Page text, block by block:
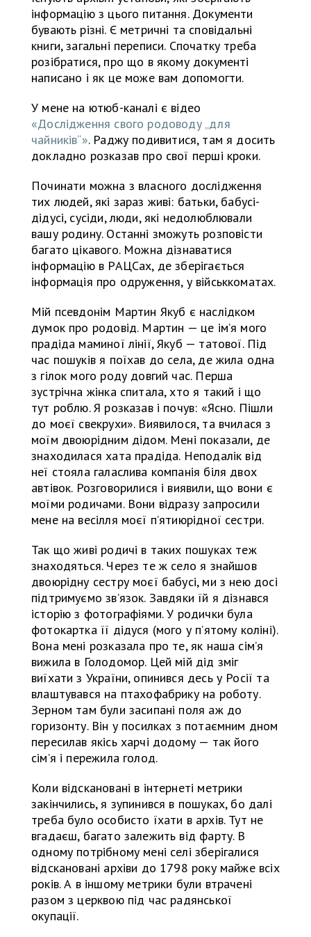
інформацію з цього питання. Документи
бувають різні. Є метричні та сповідальні
книги, загальні переписи. Спочатку треба
розібратися, про що в якому документі
написано і як це може вам допомогти.
У мене на ютюб-каналі є відео
«Дослідження свого родоводу „для
чайників“». Раджу подивитися, там я досить
докладно розказав про свої перші кроки.
Починати можна з власного дослідження
тих людей, які зараз живі: батьки, бабусі-
дідусі, сусіди, люди, які недолюблювали
вашу родину. Останні зможуть розповісти
багато цікавого. Можна дізнаватися
інформацію в РАЦСах, де зберігається
інформація про одруження, у військкоматах.
Мій псевдонім Мартин Якуб є наслідком
думок про родовід. Мартин — це ім’я мого
прадіда маминої лінії, Якуб — татової. Під
час пошуків я поїхав до села, де жила одна
з гілок мого роду довгий час. Перша
зустрічна жінка спитала, хто я такий і що
тут роблю. Я розказав і почув: «Ясно. Пішли
до моєї свекрухи». Виявилося, та вчилася з
моїм двоюрідним дідом. Мені показали, де
знаходилася хата прадіда. Неподалік від
неї стояла галаслива компанія біля двох
автівок. Розговорилися і виявили, що вони є
моїми родичами. Вони відразу запросили
мене на весілля моєї п’ятиюрідної сестри.
Так що живі родичі в таких пошуках теж
знаходяться. Через те ж село я знайшов
двоюрідну сестру моєї бабусі, ми з нею досі
підтримуємо зв’язок. Завдяки їй я дізнався
історію з фотографіями. У родички була
фотокартка її дідуся (мого у п’ятому коліні).
Вона мені розказала про те, як наша сім’я
вижила в Голодомор. Цей мій дід зміг
виїхати з України, опинився десь у Росії та
влаштувався на птахофабрику на роботу.
Зерном там були засипані поля аж до
горизонту. Він у посилках з потаємним дном
пересилав якісь харчі додому — так його
сім’я і пережила голод.
Коли відскановані в інтернеті метрики
закінчились, я зупинився в пошуках, бо далі
треба було особисто їхати в архів. Тут не
вгадаєш, багато залежить від фарту. В
одному потрібному мені селі зберігалися
відскановані архіви до 1798 року майже всіх
років. А в іншому метрики були втрачені
разом з церквою під час радянської
окупації.